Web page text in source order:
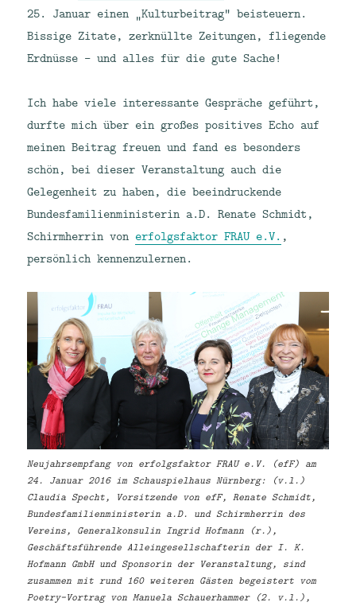
25. Januar einen „Kulturbeitrag“ beisteuern.
Bissige Zitate, zerknüllte Zeitungen, fliegende
Erdnüsse – und alles für die gute Sache!
Ich habe viele interessante Gespräche geführt,
durfte mich über ein großes positives Echo auf
meinen Beitrag freuen und fand es besonders
schön, bei dieser Veranstaltung auch die
Gelegenheit zu haben, die beeindruckende
Bundesfamilienministerin a.D. Renate Schmidt,
Schirmherrin von erfolgsfaktor FRAU e.V. ,
persönlich kennenzulernen.
Neujahrsempfang von erfolgsfaktor FRAU e.V. (efF) am
24. Januar 2016 im Schauspielhaus Nürnberg: (v.l.)
Claudia Specht, Vorsitzende von efF, Renate Schmidt,
Bundesfamilienministerin a.D. und Schirmherrin des
Vereins, Generalkonsulin Ingrid Hofmann (r.),
Geschäftsführende Alleingesellschafterin der I. K.
Hofmann GmbH und Sponsorin der Veranstaltung, sind
zusammen mit rund 160 weiteren Gästen begeistert vom
Poetry-Vortrag von Manuela Schauerhammer (2. v.l.),